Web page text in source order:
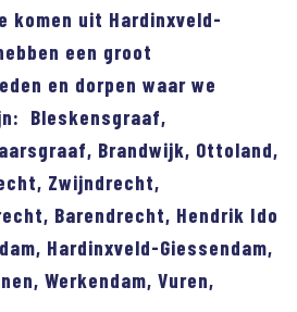
komen uit Hardinxveld-
een groot
en dorpen waar we
Bleskensgraaf,
Brandwijk, Ottoland,
Zwijndrecht,
Barendrecht, Hendrik Ido
Hardinxveld-Giessendam,
Werkendam, Vuren,